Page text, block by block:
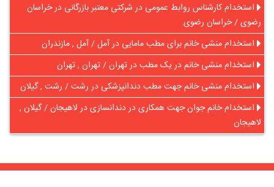
استخدام کارشناس روابط عمومی در شرکتی معتبر بازرگانی در خراسان
رضوی / خراسان رضوی
استخدام منشی خانم برای مطب مامایی در آمل / آمل , مازندران
استخدام منشی خانم در یک مطب در تهران / تهران , تهران
استخدام منشی خانم جهت مطب دندانپزشکی در رشت / رشت , گیلان
استخدام خانم جوان جهت همکاری در دندانسازی در لاهیجان / گیلان ,
لاهیجان